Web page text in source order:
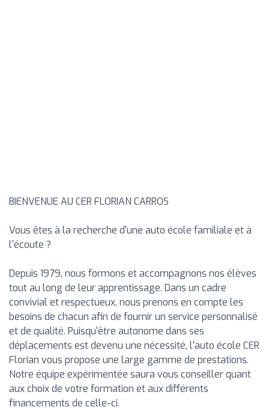
BIENVENUE AU CER FLORIAN CARROS
Vous êtes à la recherche d'une auto école familiale et à
l'écoute ?
Depuis 1979, nous formons et accompagnons nos élèves
tout au long de leur apprentissage. Dans un cadre
convivial et respectueux, nous prenons en compte les
besoins de chacun afin de fournir un service personnalisé
et de qualité. Puisqu'être autonome dans ses
déplacements est devenu une nécessité, l'auto école CER
Florian vous propose une large gamme de prestations.
Notre équipe expérimentée saura vous conseiller quant
aux choix de votre formation et aux différents
financements de celle-ci.